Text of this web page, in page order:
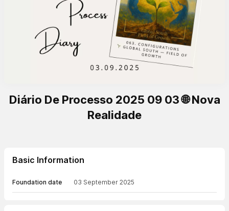
Diário De Processo 2025 09 03 🌐 Nova
Realidade
Basic Information
Foundation date 03 September 2025